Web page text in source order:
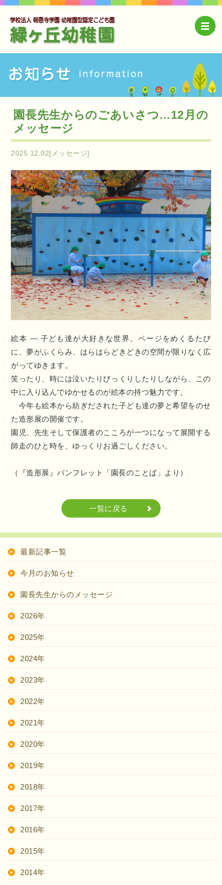
園長先生からのごあいさつ…12月の
メッセージ
2025.12.02[メッセージ]
絵本 ― 子ども達が大好きな世界。ページをめくるたび
に、夢がふくらみ、はらはらどきどきの空間が限りなく広
がってゆきます。
笑ったり、時には泣いたりびっくりしたりしながら、この
中に入り込んでゆかせるのが絵本の持つ魅力です。
今年も絵本から紡ぎだされた子ども達の夢と希望をのせ
た造形展の開催です。
園児、先生そして保護者のこころが一つになって展開する
師走のひと時を、ゆっくりお過ごしください。
（『造形展』パンフレット「園長のことば」より）
一覧に戻る
最新記事一覧
今月のお知らせ
園長先生からのメッセージ
2026年
2025年
2024年
2023年
2022年
2021年
2020年
2019年
2018年
2017年
2016年
2015年
2014年